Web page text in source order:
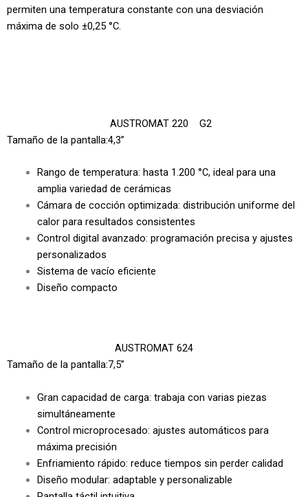
permiten una temperatura constante con una desviación
máxima de solo ±0,25 °C.
AUSTROMAT 220 G2
Tamaño de la pantalla:4,3”
Rango de temperatura: hasta 1.200 °C, ideal para una
amplia variedad de cerámicas
Cámara de cocción optimizada: distribución uniforme del
calor para resultados consistentes
Control digital avanzado: programación precisa y ajustes
personalizados
Sistema de vacío eficiente
Diseño compacto
AUSTROMAT 624
Tamaño de la pantalla:7,5”
Gran capacidad de carga: trabaja con varias piezas
simultáneamente
Control microprocesado: ajustes automáticos para
máxima precisión
Enfriamiento rápido: reduce tiempos sin perder calidad
Diseño modular: adaptable y personalizable